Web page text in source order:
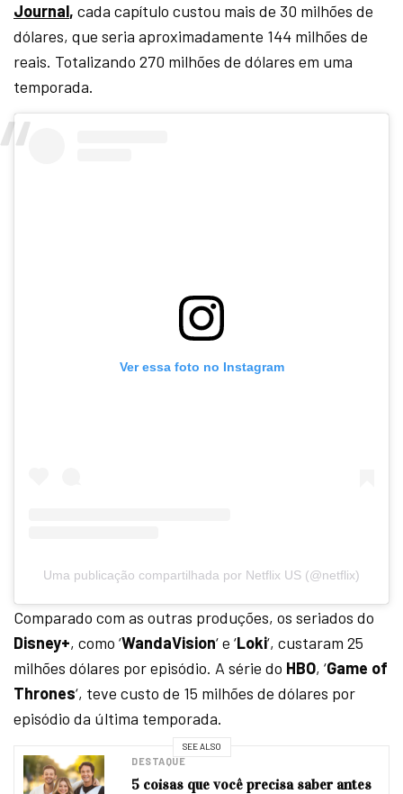
Journal, cada capítulo custou mais de 30 milhões de
dólares, que seria aproximadamente 144 milhões de
reais. Totalizando 270 milhões de dólares em uma
temporada.
Ver essa foto no Instagram
Uma publicação compartilhada por Netflix US (@netflix)
Comparado com as outras produções, os seriados do
Disney+, como ‘WandaVision‘ e ‘Loki‘, custaram 25
milhões dólares por episódio. A série do HBO, ‘Game of
Thrones‘, teve custo de 15 milhões de dólares por
episódio da última temporada.
SEE ALSO
DESTAQUE
5 coisas que você precisa saber antes